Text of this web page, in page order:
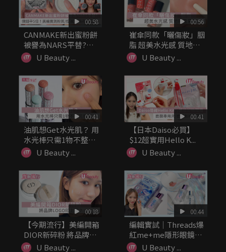
00:58
CANMAKE新出蜜粉餅
被譽為NARS平替?
價...
U Beauty ...
00:56
崔傘同款「曬傷妝」胭
脂 超美水光感 質地輕
盈易推
U Beauty ...
00:41
油肌想Get水光肌？ 用
水光棒只需1物不整花
底妝
U Beauty ...
00:41
【日本Daiso必買】
$12超實用Hello K...
U Beauty ...
00:18
【今期流行】美編開箱
DIOR新碎粉 將品牌
LOG...
U Beauty ...
00:44
編輯實試｜Threads爆
紅me+me隱形眼鏡
濕...
U Beauty ...